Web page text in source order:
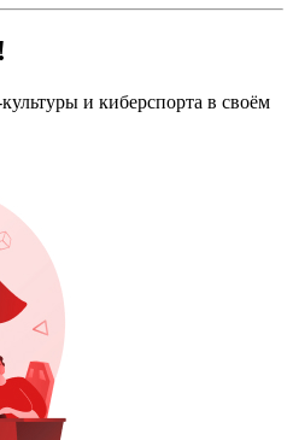
и киберспорта в своём